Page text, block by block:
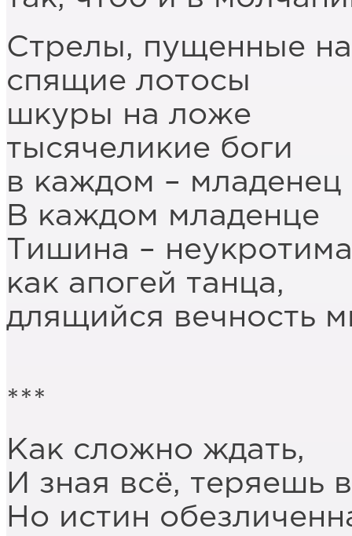
Стрелы, пущенные
спящие лотосы
шкуры на ложе
тысячеликие боги
в каждом – младенец
В каждом младенце
Тишина –
как апогей танца,
длящийся вечность
***
Как сложно ждать,
И зная всё, теряешь
Но истин